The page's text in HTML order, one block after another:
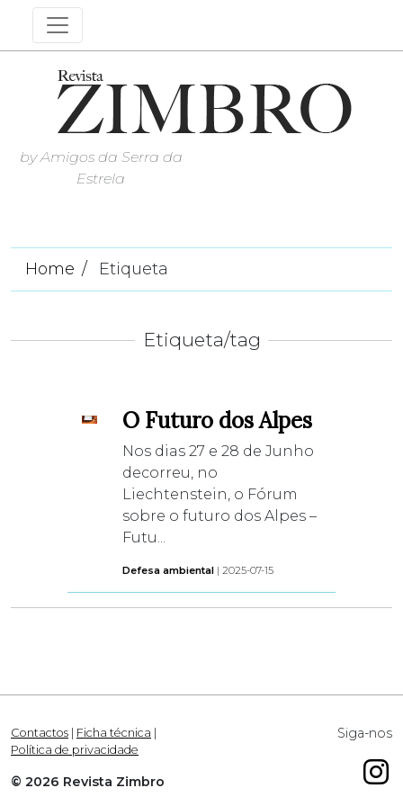
by Amigos da Serra da
Estrela
Home Etiqueta
Etiqueta/tag
O Futuro dos Alpes
Nos dias 27 e 28 de Junho
decorreu, no
Liechtenstein, o Fórum
sobre o futuro dos Alpes –
Futu...
Defesa ambiental | 2025-07-15
Contactos | Ficha técnica |
Política de privacidade
© 2026 Revista Zimbro
Siga-nos